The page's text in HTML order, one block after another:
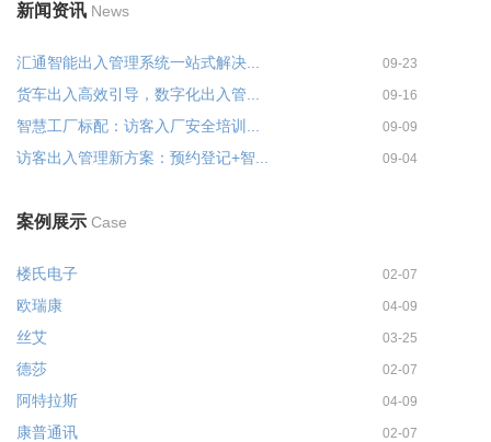
新闻资讯 News
汇通智能出入管理系统一站式解决... 09-23
货车出入高效引导，数字化出入管... 09-16
智慧工厂标配：访客入厂安全培训... 09-09
访客出入管理新方案：预约登记+智... 09-04
案例展示 Case
楼氏电子 02-07
欧瑞康 04-09
丝艾 03-25
德莎 02-07
阿特拉斯 04-09
康普通讯 02-07